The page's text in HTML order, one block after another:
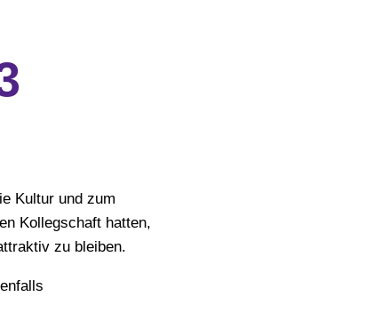
Kultur und zum
Kollegschaft hatten,
zu bleiben.